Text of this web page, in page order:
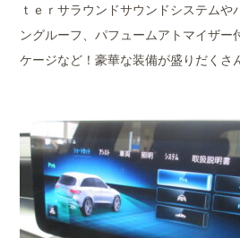
ｔｅｒサラウンドサウンドシステムや
ングルーフ、パフュームアトマイザー
ケージなど！豪華な装備が盛りだくさ